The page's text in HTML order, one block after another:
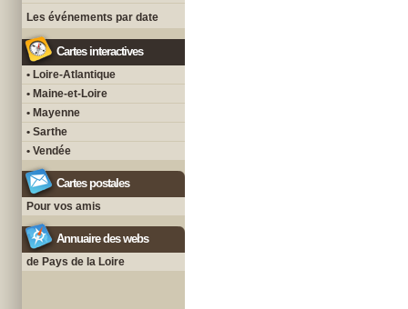
Les événements par date
Cartes interactives
• Loire-Atlantique
• Maine-et-Loire
• Mayenne
• Sarthe
• Vendée
Cartes postales
Pour vos amis
Annuaire des webs
de Pays de la Loire